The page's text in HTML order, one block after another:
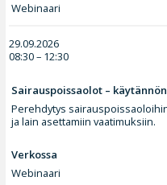
Webinaari
29.09.2026
08:30 – 12:30
Sairauspoissaolot –
Perehdytys
ja lain asettamiin vaatimuksiin.
Verkossa
Webinaari